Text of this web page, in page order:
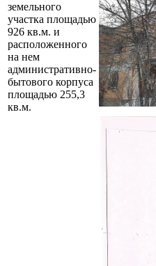
земельного
участка площадью
926 кв.м. и
расположенного
на нем
административно-
бытового корпуса
площадью 255,3
кв.м.